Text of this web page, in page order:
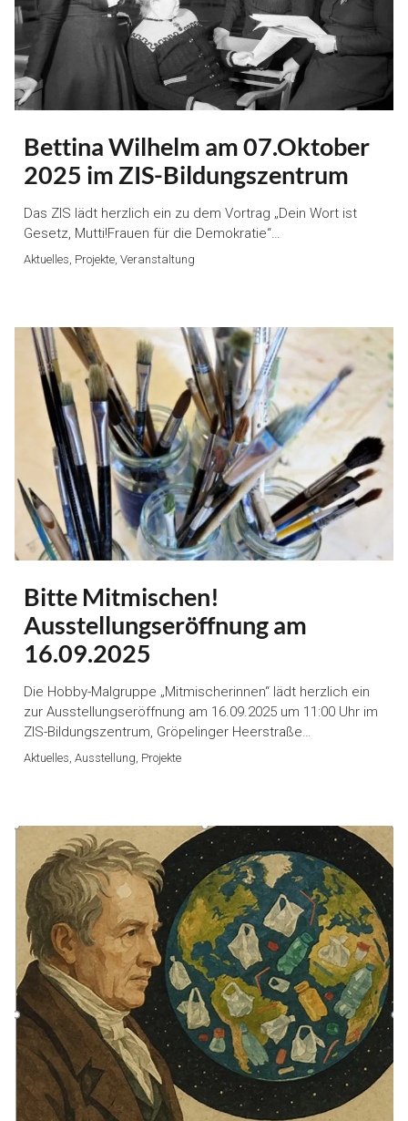
Bettina Wilhelm am 07.Oktober
2025 im ZIS-Bildungszentrum
Das ZIS lädt herzlich ein zu dem Vortrag „Dein Wort ist
Gesetz, Mutti!Frauen für die Demokratie“…
Aktuelles, Projekte, Veranstaltung
Bitte Mitmischen!
Ausstellungseröffnung am
16.09.2025
Die Hobby-Malgruppe „Mitmischerinnen“ lädt herzlich ein
zur Ausstellungseröffnung am 16.09.2025 um 11:00 Uhr im
ZIS-Bildungszentrum, Gröpelinger Heerstraße…
Aktuelles, Ausstellung, Projekte